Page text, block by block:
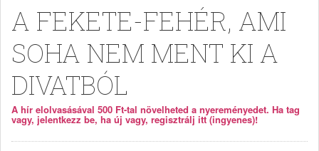
A FEKETE-FEHÉR, AMI
SOHA NEM MENT KI A
DIVATBÓL
A hír elolvasásával 500 Ft-tal növelheted a nyereményedet. Ha tag
vagy, jelentkezz be, ha új vagy, regisztrálj itt (ingyenes)!